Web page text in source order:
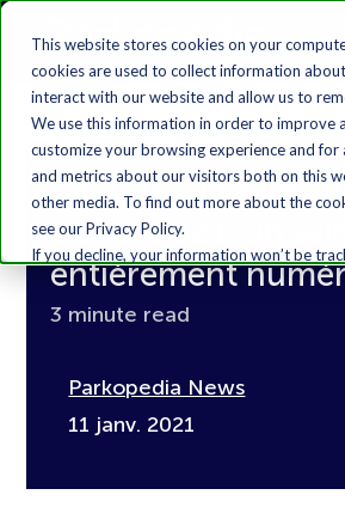
This website stores cookies on your
cookies are used to collect information
interact with our website and allow us to
We use this information in order to improve
customize your browsing experience and for
and metrics about our visitors both on this
other media. To find out more about the
see our Privacy Policy.
If you decline, your information won’t be
you visit this website. A single cookie will be
browser to remember your preference not to
Parkopedia
CES® 2021, un
entièrement
3 minute read
Parkopedia News
11 janv. 2021